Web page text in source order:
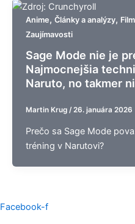
Anime, Články a analýzy,
Zaujímavosti
Sage Mode nie je
Najmocnejšia
Naruto, no takmer
Martin Krug / 26. januára 2026
Prečo sa Sage Mode
tréning v Narutovi?
Facebook-f